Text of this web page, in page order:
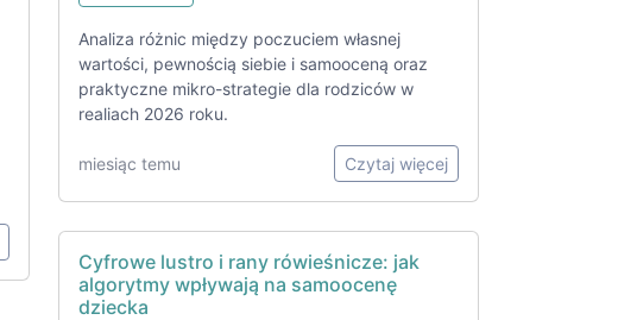
Analiza różnic między poczuciem własnej
wartości, pewnością siebie i samooceną oraz
praktyczne mikro-strategie dla rodziców w
realiach 2026 roku.
miesiąc temu Czytaj więcej
Cyfrowe lustro i rany rówieśnicze: jak
algorytmy wpływają na samoocenę
dziecka